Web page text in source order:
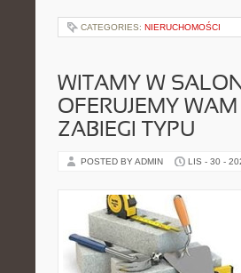
CATEGORIES: NIERUCHOMOŚCI
WITAMY W
OFERUJEMY
ZABIEGI TYPU
POSTED BY ADMIN LIS - 30 -